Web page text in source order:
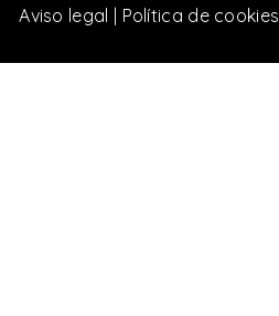
Aviso legal | Política de cookies